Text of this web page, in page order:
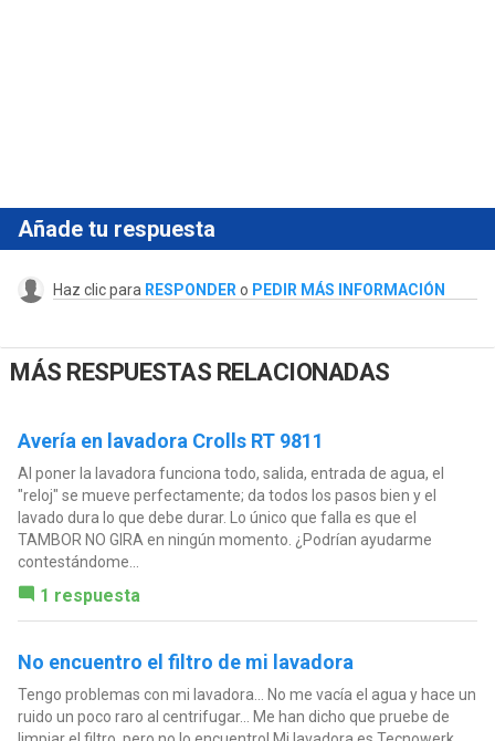
Añade tu respuesta
Haz clic para RESPONDER o PEDIR MÁS INFORMACIÓN
MÁS RESPUESTAS RELACIONADAS
Avería en lavadora Crolls RT 9811
Al poner la lavadora funciona todo, salida, entrada de agua, el
"reloj" se mueve perfectamente; da todos los pasos bien y el
lavado dura lo que debe durar. Lo único que falla es que el
TAMBOR NO GIRA en ningún momento. ¿Podrían ayudarme
contestándome...
1 respuesta
No encuentro el filtro de mi lavadora
Tengo problemas con mi lavadora... No me vacía el agua y hace un
ruido un poco raro al centrifugar... Me han dicho que pruebe de